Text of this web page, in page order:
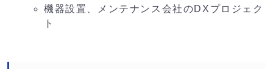
機器設置、メンテナンス会社のDXプロジェク
ト